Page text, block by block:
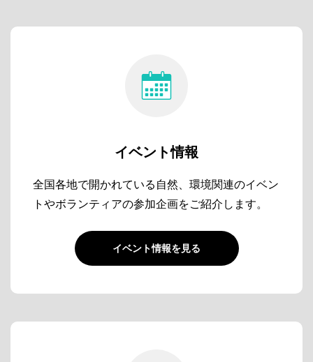
イベント情報
全国各地で開かれている自然、環境関連のイベン
トやボランティアの参加企画をご紹介します。
イベント情報を見る